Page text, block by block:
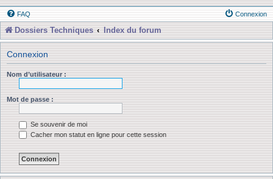
FAQ Connexion
Dossiers Techniques Index du forum
Connexion
Nom d’utilisateur :
Mot de passe :
Se souvenir de moi
Cacher mon statut en ligne pour cette session